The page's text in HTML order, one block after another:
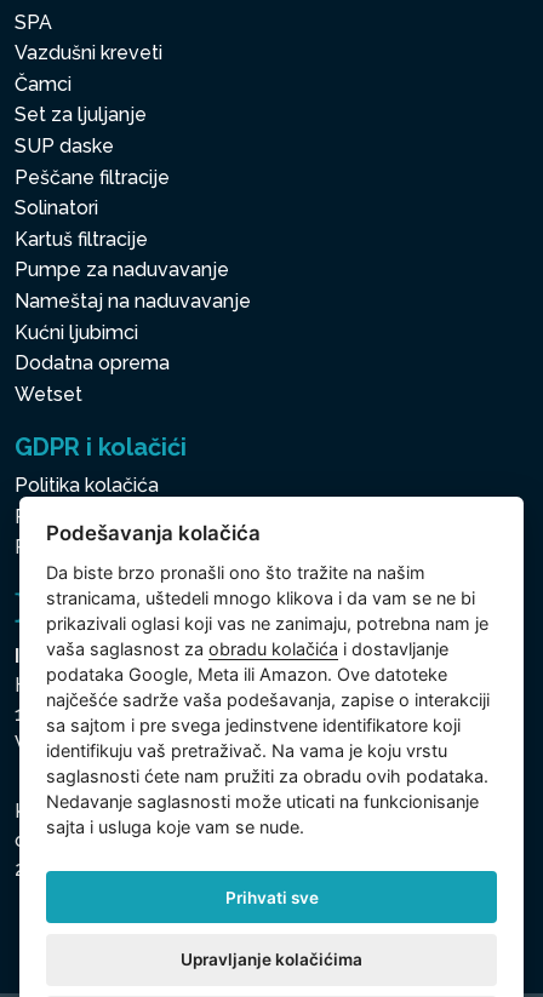
SPA
Vazdušni kreveti
Čamci
Set za ljuljanje
SUP daske
Peščane filtracije
Solinatori
Kartuš filtracije
Pumpe za naduvavanje
Nameštaj na naduvavanje
Kućni ljubimci
Dodatna oprema
Wetset
GDPR i kolačići
Politika kolačića
Politika zaštite ličnih i drugih obrađivanih podataka
Politika kolačića
Intex Trading, s.r.o.
Hradecká 2526/3
130 00 Praha 3
Vinohrady - Česká republika
Kompanija je registrovana u Opštinskom sudu u Pragu,
odeljak C, uložak 74759, Identifikacioni broj kompanije:
26150808, Poreski identifikacioni broj: CZ26150808.
Podešavanja kolačića
Da biste brzo pronašli ono što tražite na našim
stranicama, uštedeli mnogo klikova i da vam se ne bi
prikazivali oglasi koji vas ne zanimaju, potrebna nam je
vaša saglasnost zaobradu kolačića i dostavljanje
podataka Google, Meta ili Amazon. Ove datoteke
najčešće sadrže vaša podešavanja, zapise o interakciji
sa sajtom i pre svega jedinstvene identifikatore koji
identifikuju vaš pretraživač. Na vama je koju vrstu
saglasnosti ćete nam pružiti za obradu ovih podataka.
Nedavanje saglasnosti može uticati na funkcionisanje
sajta i usluga koje vam se nude.
Prihvati sve
Upravljanje kolačićima